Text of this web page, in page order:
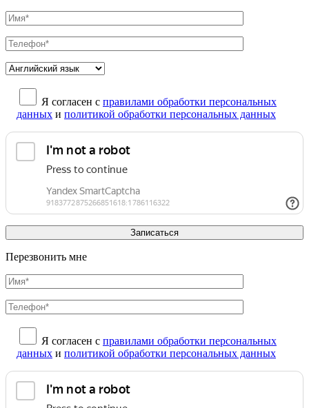
Я согласен с правилами обработки персональных
данных и политикой обработки персональных данных
Перезвонить мне
Я согласен с правилами обработки персональных
данных и политикой обработки персональных данных